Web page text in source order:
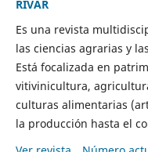
RIVAR
Es una revista
las ciencias agrarias y
Está focalizada en
vitivinicultura,
culturas alimentarias
la producción hasta el